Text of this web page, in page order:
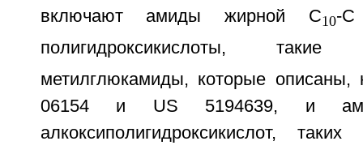
включают амиды жирной C10-C
полигидроксикислоты,
метилглюкамиды, которые
06154 и US 5194639, и
алкоксиполигидроксикислот,